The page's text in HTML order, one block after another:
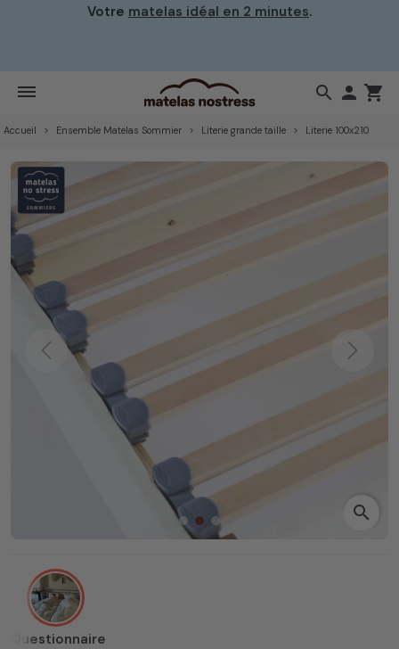
Votre matelas idéal en 2 minutes.
search  shopping_cart
Accueil Ensemble Matelas Sommier Literie grande taille Literie 100x210
Previous Next
search
Questionnaire